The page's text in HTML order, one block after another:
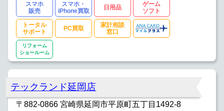
スマホ
販売
スマホ・
iPhone買取
日用品
ゲーム
ソフト
トータル
サポート
PC買取
家計相談
窓口
リフォーム
ショールーム
テックランド延岡店
〒882-0866 宮崎県延岡市平原町五丁目1492-8